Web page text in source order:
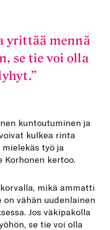
yrittää mennä
se tie voi olla
kuntoutuminen ja
kulkea rinta
työ ja
Korhonen kertoo.
mikä ammatti
vähän uudenlainen
Jos väkipakolla
se tie voi olla